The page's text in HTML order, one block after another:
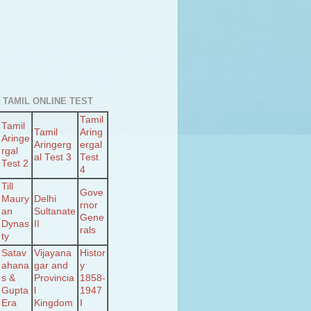
TAMIL ONLINE TEST
Tamil
Aringe
rgal
Test 2
Tamil
Aringerg
al Test 3
Tamil
Aring
ergal
Test
4
Till
Maury
an
Dynas
ty
Delhi
Sultanate
II
Gove
rnor
Gene
rals
Satav
ahana
s &
Gupta
Era
Vijayana
gar and
Provincia
l
Kingdom
Histor
y
1858-
1947
I